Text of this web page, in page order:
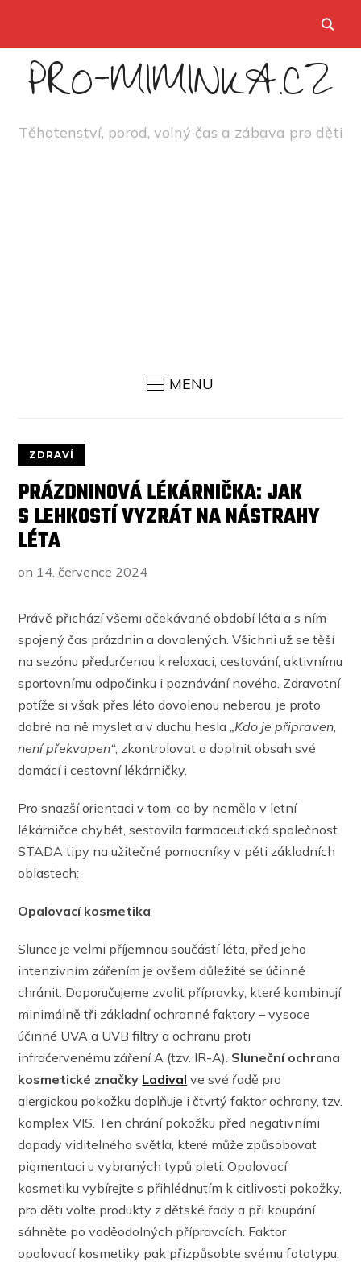
PRO-MIMINKA.CZ
Těhotenství, porod, volný čas a zábava pro děti
MENU
ZDRAVÍ
PRÁZDNINOVÁ LÉKÁRNIČKA: JAK
S LEHKOSTÍ VYZRÁT NA NÁSTRAHY
LÉTA
on 14. července 2024
Právě přichází všemi očekávané období léta a s ním
spojený čas prázdnin a dovolených. Všichni už se těší
na sezónu předurčenou k relaxaci, cestování, aktivnímu
sportovnímu odpočinku i poznávání nového. Zdravotní
potíže si však přes léto dovolenou neberou, je proto
dobré na ně myslet a v duchu hesla„Kdo je připraven,
není překvapen“, zkontrolovat a doplnit obsah své
domácí i cestovní lékárničky.
Pro snazší orientaci v tom, co by nemělo v letní
lékárničce chybět, sestavila farmaceutická společnost
STADA tipy na užitečné pomocníky v pěti základních
oblastech:
Opalovací kosmetika
Slunce je velmi příjemnou součástí léta, před jeho
intenzivním zářením je ovšem důležité se účinně
chránit. Doporučujeme zvolit přípravky, které kombinují
minimálně tři základní ochranné faktory – vysoce
účinné UVA a UVB filtry a ochranu proti
infračervenému záření A (tzv. IR-A). Sluneční ochrana
kosmetické značky Ladival ve své řadě pro
alergickou pokožku doplňuje i čtvrtý faktor ochrany, tzv.
komplex VIS. Ten chrání pokožku před negativními
dopady viditelného světla, které může způsobovat
pigmentaci u vybraných typů pleti. Opalovací
kosmetiku vybírejte s přihlédnutím k citlivosti pokožky,
pro děti volte produkty z dětské řady a při koupání
sáhněte po voděodolných přípravcích. Faktor
opalovací kosmetiky pak přizpůsobte svému fototypu.